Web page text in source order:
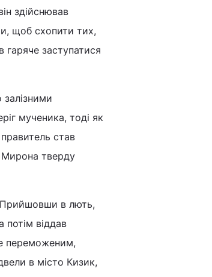
здійснював
щоб схопити тих,
заступатися
мученика, тоді як
став
Мирона тверду
Прийшовши в лють,
потім віддав
переможеним,
в місто Кизик,